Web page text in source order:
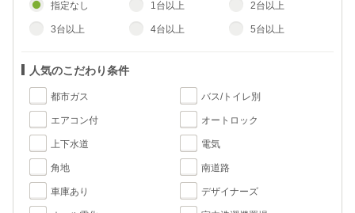
指定なし 1台以上 2台以上
3台以上 4台以上 5台以上
人気のこだわり条件
都市ガス バス/トイレ別
エアコン付 オートロック
上下水道 電気
角地 南道路
車庫あり デザイナーズ